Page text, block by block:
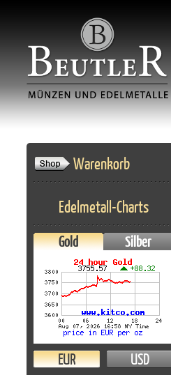
Warenkorb
Edelmetall-Charts
Gold Silber
EUR USD